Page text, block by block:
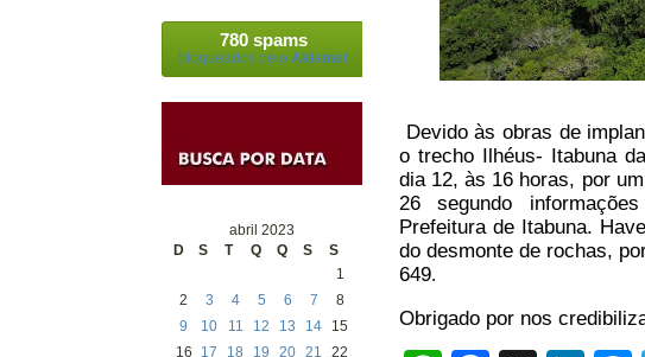
780 spams
bloqueados pelo Akismet
abril 2023
D
S T Q Q S
S
1
2
3 4 5 6 7
8
9
10 11 12 13 14
15
16
17 18 19 20 21
22
Devido às obras de
o trecho Ilhéus- Itabuna
dia 12, às 16 horas, por
26 segundo
Prefeitura de Itabuna.
do desmonte de rochas,
649.
Obrigado por nos